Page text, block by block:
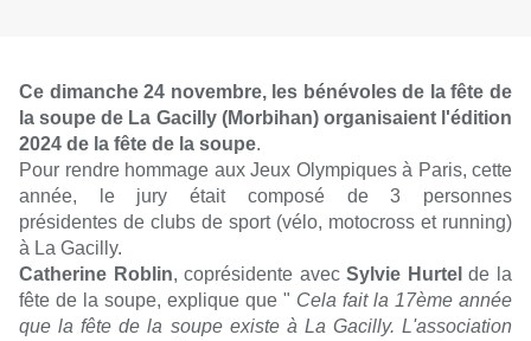
Ce dimanche 24 novembre, les bénévoles de la fête de
la soupe de La Gacilly (Morbihan) organisaient l'édition
2024 de la fête de la soupe.
Pour rendre hommage aux Jeux Olympiques à Paris, cette
année, le jury était composé de 3 personnes
présidentes de clubs de sport (vélo, motocross et running)
à La Gacilly.
Catherine Roblin, coprésidente avecSylvie Hurtel de la
fête de la soupe, explique que " Cela fait la 17ème année
que la fête de la soupe existe à La Gacilly. L'association